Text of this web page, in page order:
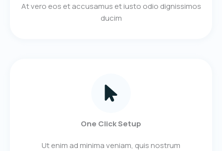
At vero eos et accusamus et iusto odio dignissimos
ducim
One Click Setup
Ut enim ad minima veniam, quis nostrum